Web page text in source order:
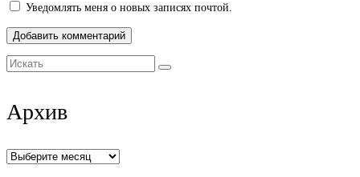
Уведомлять меня о новых записях почтой.
Искать:
Архив
Архив